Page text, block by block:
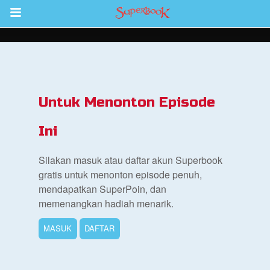
Return to Content
Alkitab untuk Anak
Untuk Menonton Episode
Ini
Silakan masuk atau daftar akun Superbook
gratis untuk menonton episode penuh,
mendapatkan SuperPoin, dan
memenangkan hadiah menarik.
MASUK DAFTAR